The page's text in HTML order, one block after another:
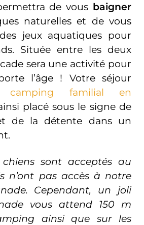
de vous baigner
naturelles et de vous
jeux aquatiques pour
Située entre les deux
sera une activité pour
l’âge ! Votre séjour
camping familial en
placé sous le signe de
de la détente dans un
sont acceptés au
n’ont pas accès à notre
Cependant, un joli
vous attend 150 m
ainsi que sur les